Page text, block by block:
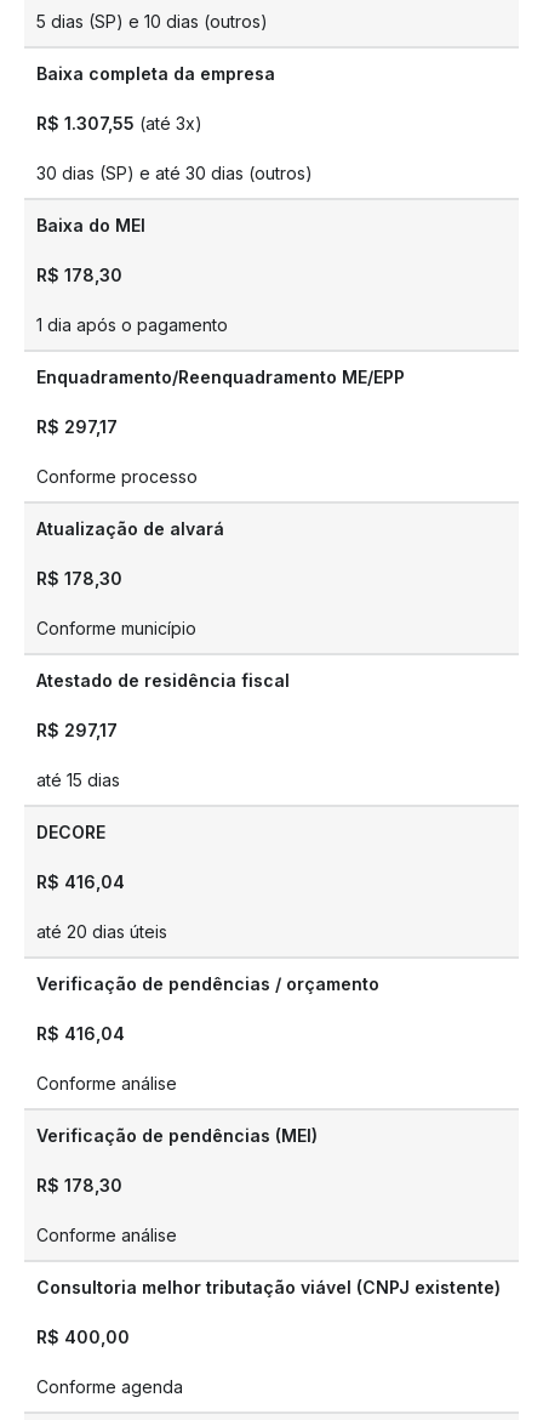
5 dias (SP) e 10 dias (outros)
Baixa completa da empresa
R$ 1.307,55 (até 3x)
30 dias (SP) e até 30 dias (outros)
Baixa do MEI
R$ 178,30
1 dia após o pagamento
Enquadramento/Reenquadramento ME/EPP
R$ 297,17
Conforme processo
Atualização de alvará
R$ 178,30
Conforme município
Atestado de residência fiscal
R$ 297,17
até 15 dias
DECORE
R$ 416,04
até 20 dias úteis
Verificação de pendências / orçamento
R$ 416,04
Conforme análise
Verificação de pendências (MEI)
R$ 178,30
Conforme análise
Consultoria melhor tributação viável (CNPJ existente)
R$ 400,00
Conforme agenda